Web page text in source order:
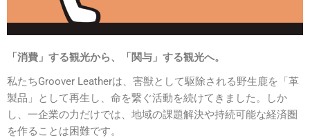
「消費」する観光から、「関与」する観光へ。
私たちGroover Leatherは、害獣として駆除される野生鹿を「革
製品」として再生し、命を繋ぐ活動を続けてきました。しか
し、一企業の力だけでは、地域の課題解決や持続可能な経済圏
を作ることは困難です。